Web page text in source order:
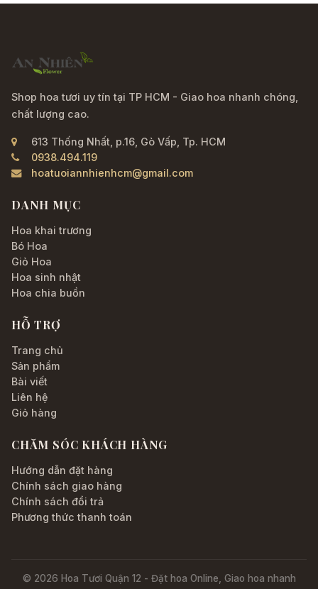
Shop hoa tươi uy tín tại TP HCM - Giao hoa nhanh chóng,
chất lượng cao.
613 Thống Nhất, p.16, Gò Vấp, Tp. HCM
0938.494.119
hoatuoiannhienhcm@gmail.com
DANH MỤC
Hoa khai trương
Bó Hoa
Giỏ Hoa
Hoa sinh nhật
Hoa chia buồn
HỖ TRỢ
Trang chủ
Sản phẩm
Bài viết
Liên hệ
Giỏ hàng
CHĂM SÓC KHÁCH HÀNG
Hướng dẫn đặt hàng
Chính sách giao hàng
Chính sách đổi trả
Phương thức thanh toán
© 2026 Hoa Tươi Quận 12 - Đặt hoa Online, Giao hoa nhanh